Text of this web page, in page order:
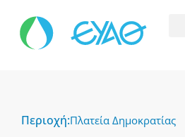
Περιοχή:Πλατεία Δημοκρατίας